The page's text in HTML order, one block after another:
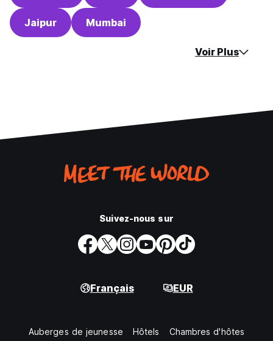
Jaipur Mumbai
Voir Plus
Suivez-nous sur
Français EUR
Auberges de jeunesse Hôtels Chambres d'hôtes